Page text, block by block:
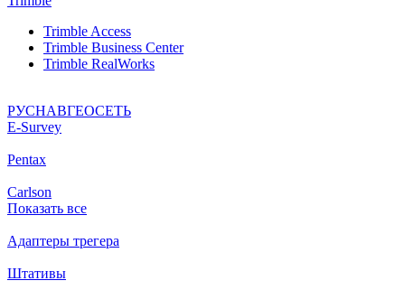
Trimble Access
Trimble Business Center
Trimble RealWorks
РУСНАВГЕОСЕТЬ
Е-Survey
Pentax
Carlson
Показать все
Адаптеры трегера
Штативы